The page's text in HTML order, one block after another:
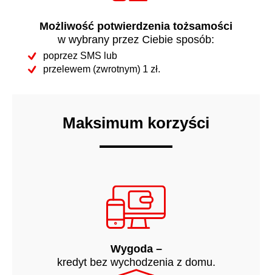
Możliwość potwierdzenia tożsamości
w wybrany przez Ciebie sposób:
poprzez SMS lub
przelewem (zwrotnym) 1 zł.
Maksimum korzyści
Wygoda –
kredyt bez wychodzenia z domu.